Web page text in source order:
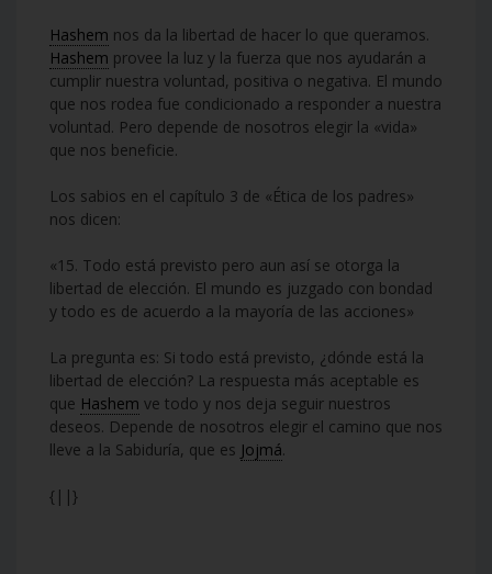
Hashem nos da la libertad de hacer lo que queramos.
Hashem provee la luz y la fuerza que nos ayudarán a
cumplir nuestra voluntad, positiva o negativa. El mundo
que nos rodea fue condicionado a responder a nuestra
voluntad. Pero depende de nosotros elegir la «vida»
que nos beneficie.
Los sabios en el capítulo 3 de «Ética de los padres»
nos dicen:
«15. Todo está previsto pero aun así se otorga la
libertad de elección. El mundo es juzgado con bondad
y todo es de acuerdo a la mayoría de las acciones»
La pregunta es: Si todo está previsto, ¿dónde está la
libertad de elección? La respuesta más aceptable es
que Hashem ve todo y nos deja seguir nuestros
deseos. Depende de nosotros elegir el camino que nos
lleve a la Sabiduría, que es Jojmá.
{||}